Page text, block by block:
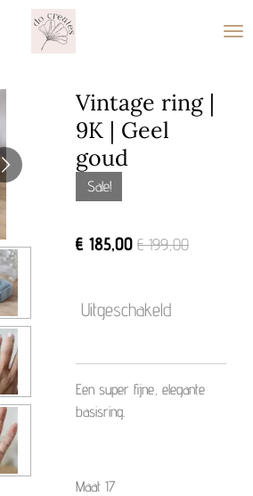
Vintage ring |
9K | Geel
goud
Sale!
€ 185,00 € 199,00
Uitgeschakeld
Een super fijne, elegante
basisring.
Maat 17